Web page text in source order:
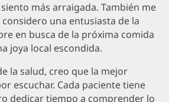
más arraigada. También me
una entusiasta de la
en busca de la próxima comida
joya local escondida.
la salud, creo que la mejor
escuchar. Cada paciente tiene
dedicar tiempo a comprender lo